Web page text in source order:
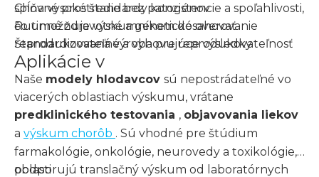
spĺňa vysoké štandardy konzistencie a spoľahlivosti,
čo umožňuje výskumníkom dosahovať
reprodukovateľné a vyhovujúce výsledky.
Chovné prostredie bez patogénov
Rutinné zdravotné a genetické overovanie
Štandardizovaná výroba pre reprodukovateľnosť
Aplikácie v
Naše modely hlodavcov sú nepostrádateľné vo
viacerých oblastiach výskumu, vrátane
predklinického testovania , objavovania liekov
a výskum chorôb . Sú vhodné pre štúdium
farmakológie, onkológie, neurovedy a toxikológie,
podporujú translačný výskum od laboratórnych
oblasti